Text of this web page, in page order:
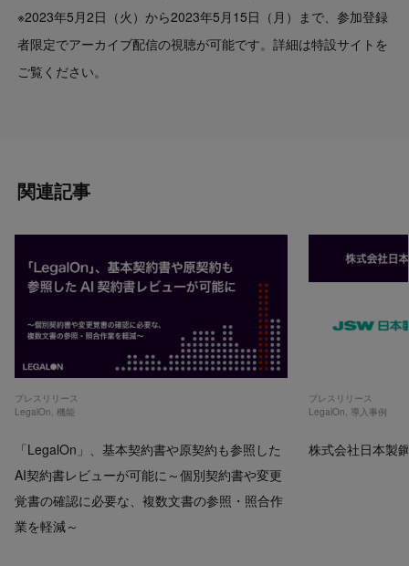
※2023年5月2日（火）から2023年5月15日（月）まで、参加登録
者限定でアーカイブ配信の視聴が可能です。詳細は特設サイトを
ご覧ください。
関連記事
プレスリリース
LegalOn,機能
「LegalOn」、基本契約書や原契約も参照した
AI契約書レビューが可能に～個別契約書や変更
覚書の確認に必要な、複数文書の参照・照合作
業を軽減～
プレスリリース
LegalOn, 導入事例
株式会社日本製